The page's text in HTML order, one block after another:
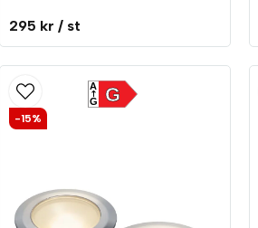
295 kr / st
G
A
G
-15%